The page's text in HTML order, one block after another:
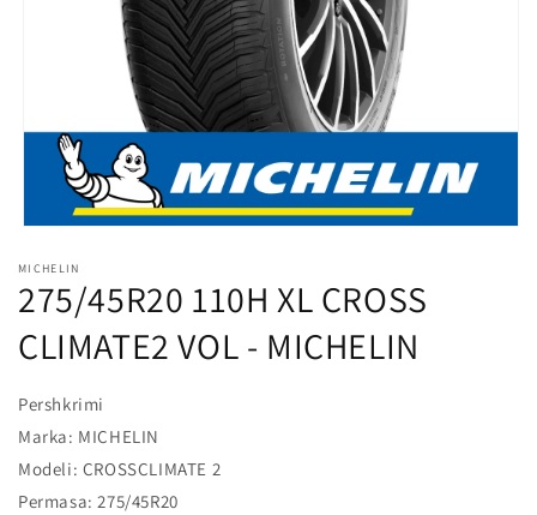
1
në
modalitet
MICHELIN
275/45R20 110H XL CROSS
CLIMATE2 VOL - MICHELIN
Pershkrimi
Marka: MICHELIN
Modeli: CROSSCLIMATE 2
Permasa: 275/45R20